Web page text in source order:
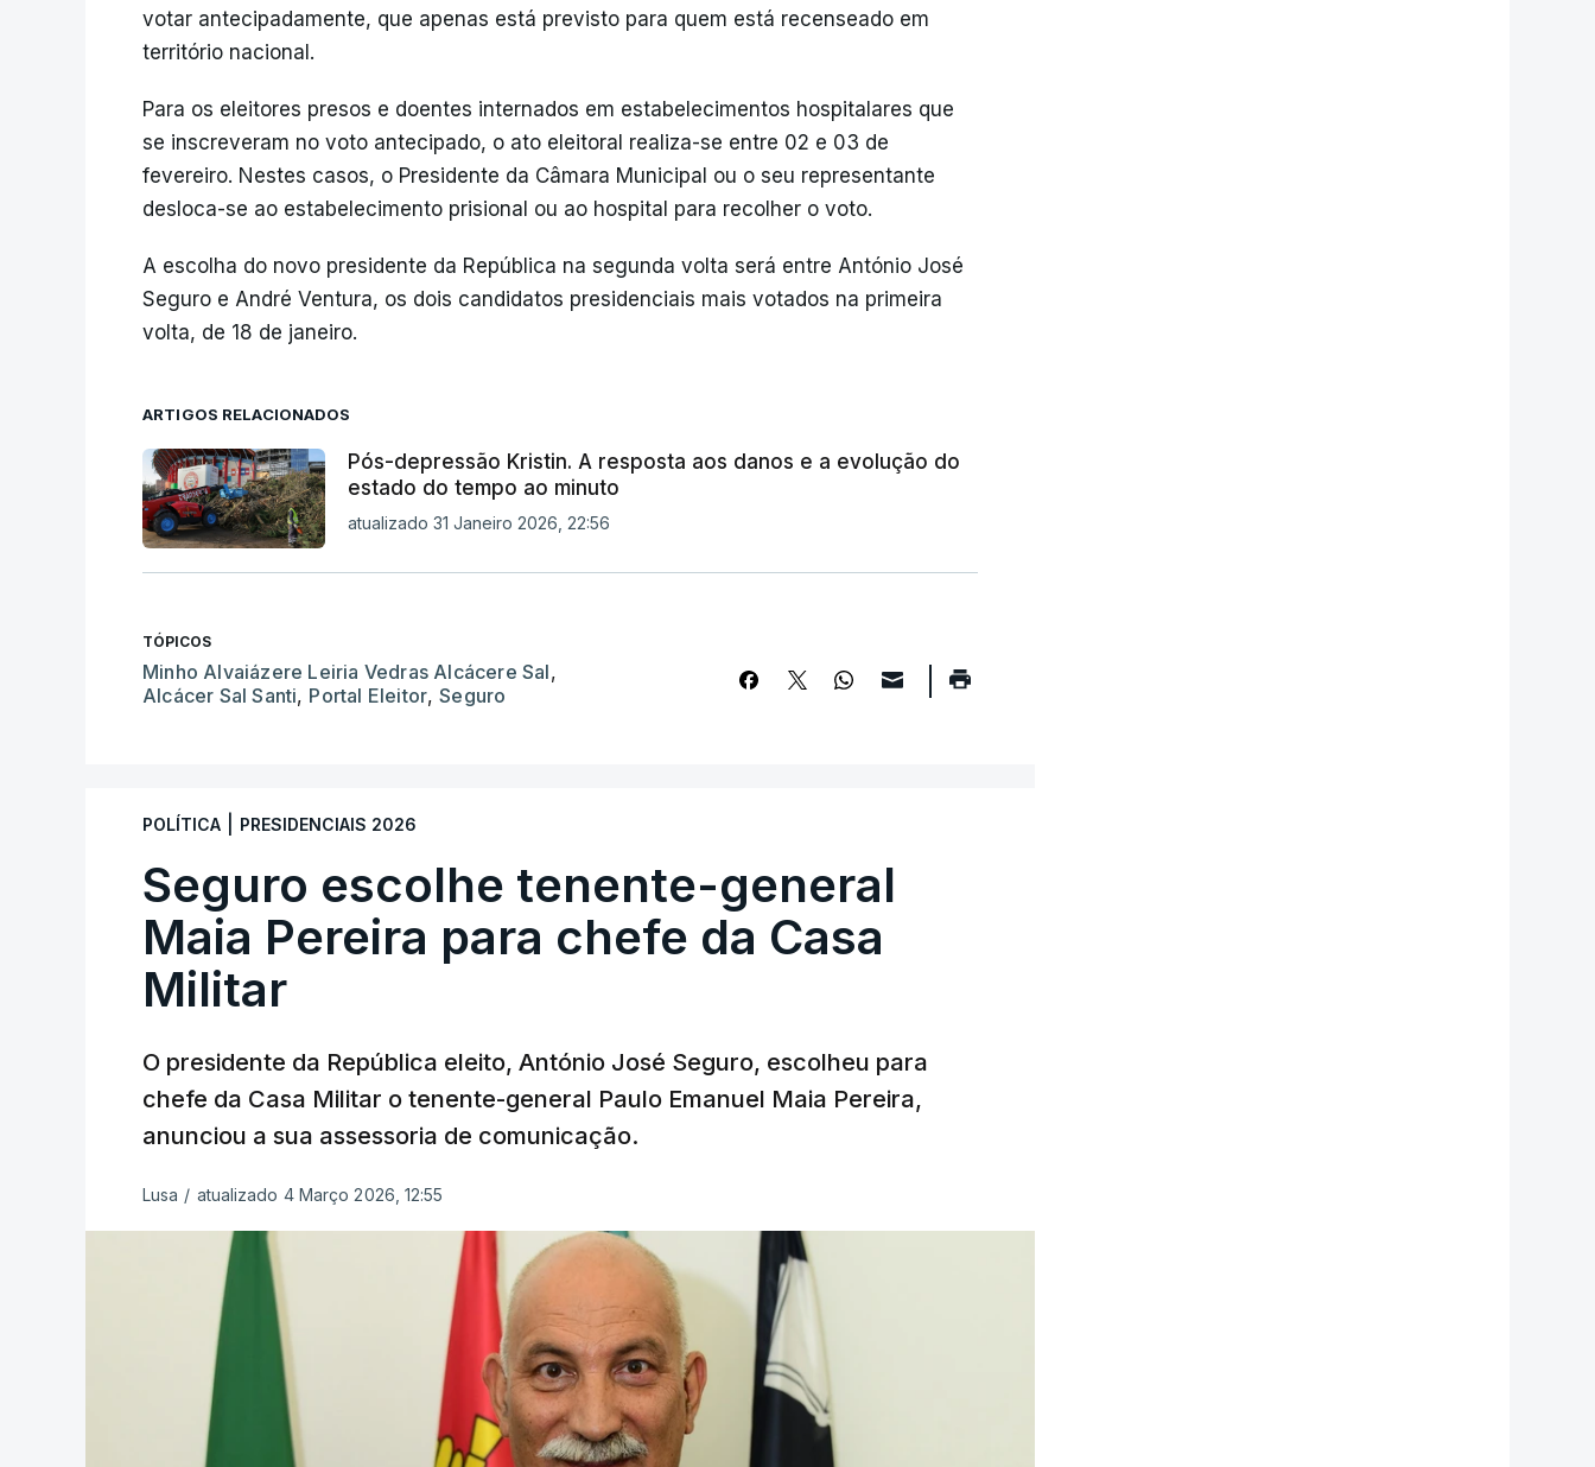
votar antecipadamente, que apenas está previsto para quem está recenseado em
território nacional.
Para os eleitores presos e doentes internados em estabelecimentos hospitalares que
se inscreveram no voto antecipado, o ato eleitoral realiza-se entre 02 e 03 de
fevereiro. Nestes casos, o Presidente da Câmara Municipal ou o seu representante
desloca-se ao estabelecimento prisional ou ao hospital para recolher o voto.
A escolha do novo presidente da República na segunda volta será entre António José
Seguro e André Ventura, os dois candidatos presidenciais mais votados na primeira
volta, de 18 de janeiro.
ARTIGOS RELACIONADOS
Pós-depressão Kristin. A resposta aos danos e a evolução do
estado do tempo ao minuto
atualizado 31 Janeiro 2026, 22:56
TÓPICOS
Minho Alvaiázere Leiria Vedras Alcácere Sal,
Alcácer Sal Santi, Portal Eleitor,Seguro
POLÍTICA PRESIDENCIAIS 2026
Seguro escolhe tenente-general
Maia Pereira para chefe da Casa
Militar
O presidente da República eleito, António José Seguro, escolheu para
chefe da Casa Militar o tenente-general Paulo Emanuel Maia Pereira,
anunciou a sua assessoria de comunicação.
Lusa / atualizado 4 Março 2026, 12:55